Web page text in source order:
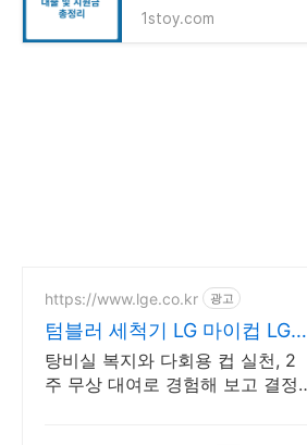
1stoy.com
https://www.lge.co.kr 광고
텀블러 세척기 LG 마이컵 LG마
이컵 무상대여신청
탕비실 복지와 다회용 컵 실천, 2
주 무상 대여로 경험해 보고 결정